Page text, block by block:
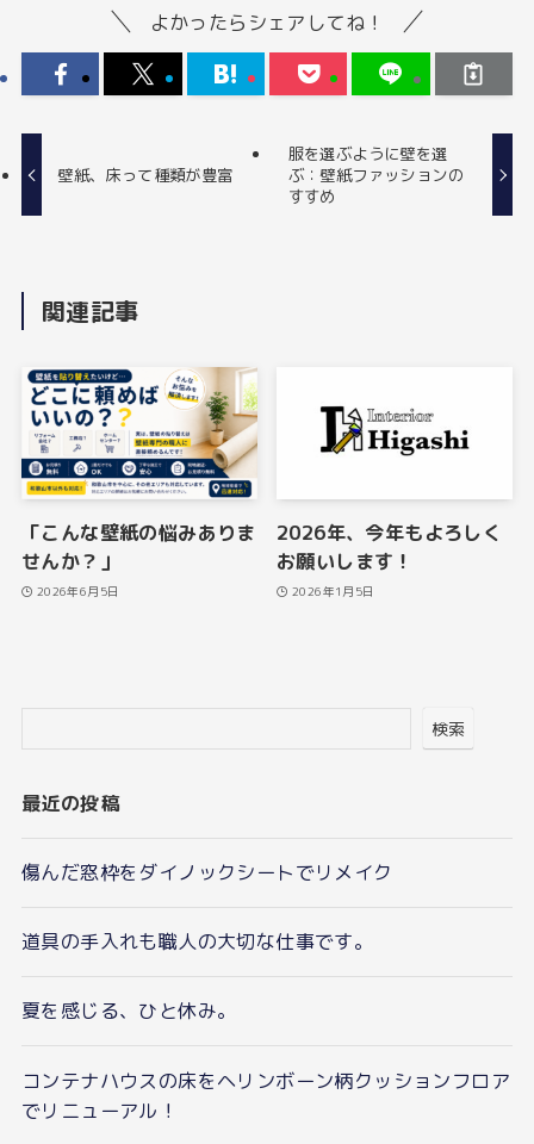
よかったらシェアしてね！
壁紙、床って種類が豊富
服を選ぶように壁を選
ぶ：壁紙ファッションの
すすめ
関連記事
「こんな壁紙の悩みありま
せんか？」
2026年6月5日
2026年、今年もよろしく
お願いします！
2026年1月5日
検索
最近の投稿
傷んだ窓枠をダイノックシートでリメイク
道具の手入れも職人の大切な仕事です。
夏を感じる、ひと休み。
コンテナハウスの床をヘリンボーン柄クッションフロア
でリニューアル！